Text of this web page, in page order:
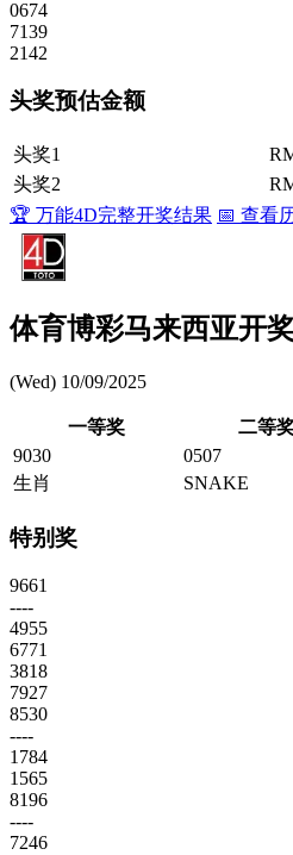
0674
7139
2142
头奖预估金额
头奖1
头奖2
🏆 万能4D完整开奖结果 📅 查看
体育博彩马来西亚开
(Wed) 10/09/2025
一等奖 二等
9030
0507
生肖
SNAKE
特别奖
9661
----
4955
6771
3818
7927
8530
----
1784
1565
8196
----
7246